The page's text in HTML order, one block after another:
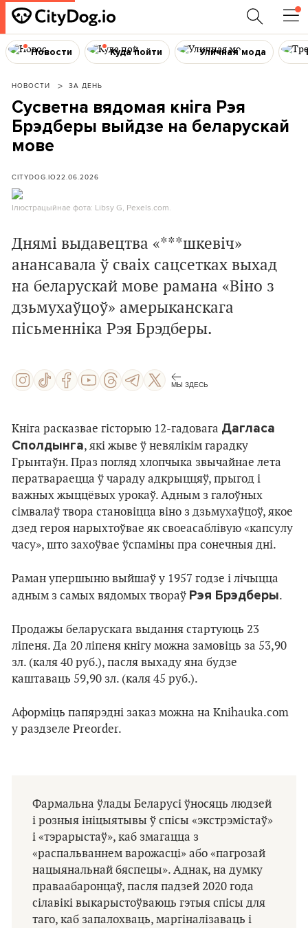
Новости Куда пойти Уличная мода
НОВОСТИ ЗА ДЕНЬ
Сусветна вядомая кніга Рэя
Брэдберы выйдзе на беларускай
мове
CITYDOG.IO22.06.2026
Ілюстрацыйнае фота: Libsy G, Pexels.com.
Днямі выдавецтва «***шкевіч»
анансавала ў сваіх сацсетках выхад
на беларускай мове рамана «Віно з
дзьмухаўцоў» амерыканскага
пісьменніка Рэя Брэдберы.
МЫ ЗДЕСЬ
Кніга расказвае гісторыю 12-гадовага Дагласа
Сполдынга, які жыве ў невялікім гарадку
Грынтаўн. Праз погляд хлопчыка звычайнае лета
ператвараецца ў чараду адкрыццяў, прыгод і
важных жыццёвых урокаў. Адным з галоўных
сімвалаў твора становіцца віно з дзьмухаўцоў, якое
дзед героя нарыхтоўвае як своеасаблівую «капсулу
часу», што захоўвае ўспаміны пра сонечныя дні.
Раман упершыню выйшаў у 1957 годзе і лічыцца
адным з самых вядомых твораў Рэя Брэдберы.
Продажы беларускага выдання стартуюць 23
ліпеня. Да 20 ліпеня кнігу можна замовіць за 53,90
зл. (каля 40 руб.), пасля выхаду яна будзе
каштаваць 59,90 зл. (каля 45 руб.).
Аформіць папярэдні заказ можна на Knihauka.com
у раздзеле Preorder.
Фармальна ўлады Беларусі ўносяць людзей
і розныя ініцыятывы ў спісы «экстрэмістаў»
і «тэрарыстаў», каб змагацца з
«распальваннем варожасці» або «пагрозай
нацыянальнай бяспецы». Аднак, на думку
праваабаронцаў, пасля падзей 2020 года
сілавікі выкарыстоўваюць гэтыя спісы для
таго, каб запалохваць, маргіналізаваць і